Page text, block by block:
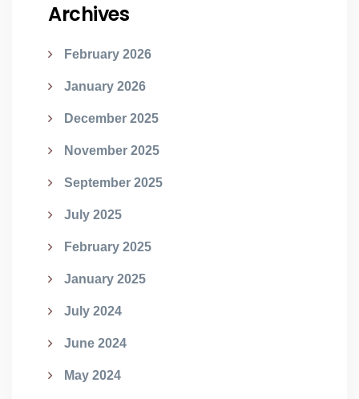
Archives
February 2026
January 2026
December 2025
November 2025
September 2025
July 2025
February 2025
January 2025
July 2024
June 2024
May 2024